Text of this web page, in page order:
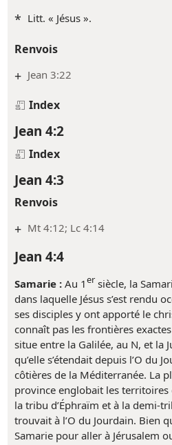
* Litt. « Jésus ».
Renvois
+ Jean 3:22
Index
Jean 4:2
Index
Jean 4:3
Renvois
+ Mt 4:12; Lc 4:14
Jean 4:4
Samarie : Au 1er siècle, la
dans laquelle Jésus s’est rendu
ses disciples y ont apporté le
connaît pas les frontières
situe entre la Galilée, au N, et la
qu’elle s’étendait depuis l’O du
côtières de la Méditerranée. La
province englobait les
la tribu d’Éphraïm et à la demi-
trouvait à l’O du Jourdain. Bien
Samarie pour aller à Jérusalem